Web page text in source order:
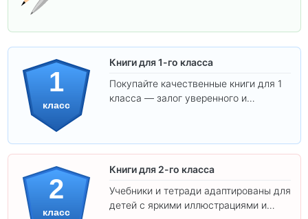
1
класс
Книги для 1-го класса
Покупайте качественные книги для 1
класса — залог уверенного и
2
класс
Книги для 2-го класса
Учебники и тетради адаптированы для
детей с яркими иллюстрациями и